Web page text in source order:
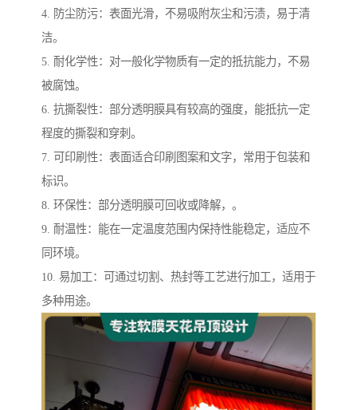
4. 防尘防污：表面光滑，不易吸附灰尘和污渍，易于清
洁。
5. 耐化学性：对一般化学物质有一定的抵抗能力，不易
被腐蚀。
6. 抗撕裂性：部分透明膜具有较高的强度，能抵抗一定
程度的撕裂和穿刺。
7. 可印刷性：表面适合印刷图案和文字，常用于包装和
标识。
8. 环保性：部分透明膜可回收或降解，。
9. 耐温性：能在一定温度范围内保持性能稳定，适应不
同环境。
10. 易加工：可通过切割、热封等工艺进行加工，适用于
多种用途。